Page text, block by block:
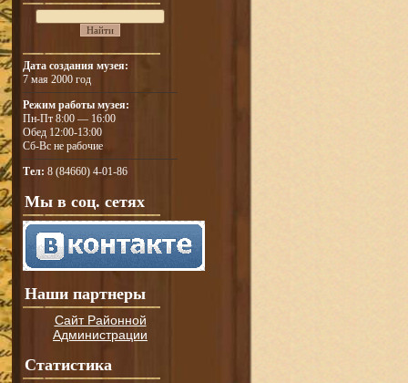
Дата создания музея:
7 мая 2000 год
Режим работы музея:
Пн-Пт 8:00 — 16:00
Обед 12:00-13:00
Сб-Вс не рабочие
Тел: 8 (84660) 4-01-86
Мы в соц. сетях
Наши партнеры
Сайт Районной
Администрации
Статистика